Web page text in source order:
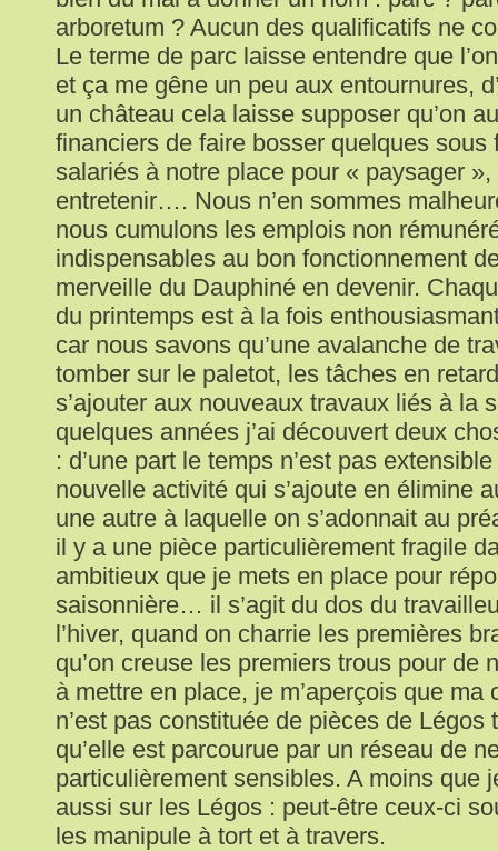
arboretum ? Aucun des qualificatifs ne
Le terme de parc laisse entendre que
et ça me gêne un peu aux entournures,
un château cela laisse supposer qu’on
financiers de faire bosser quelques sous
salariés à notre place pour « paysager
entretenir…. Nous n’en sommes
nous cumulons les emplois non
indispensables au bon fonctionnement
merveille du Dauphiné en devenir.
du printemps est à la fois
car nous savons qu’une avalanche de
tomber sur le paletot, les tâches en
s’ajouter aux nouveaux travaux liés à la
quelques années j’ai découvert deux
: d’une part le temps n’est pas
nouvelle activité qui s’ajoute en élimine
une autre à laquelle on s’adonnait au
il y a une pièce particulièrement fragile
ambitieux que je mets en place pour
saisonnière… il s’agit du dos du
l’hiver, quand on charrie les premières
qu’on creuse les premiers trous pour de
à mettre en place, je m’aperçois que ma
n’est pas constituée de pièces de Légos
qu’elle est parcourue par un réseau de
particulièrement sensibles. A moins que
aussi sur les Légos : peut-être ceux-ci
les manipule à tort et à travers.